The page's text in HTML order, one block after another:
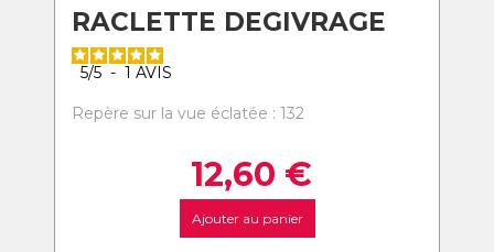
RACLETTE DEGIVRAGE
5/5 - 1 AVIS
Repère sur la vue éclatée : 132
12,60 €
Ajouter au panier